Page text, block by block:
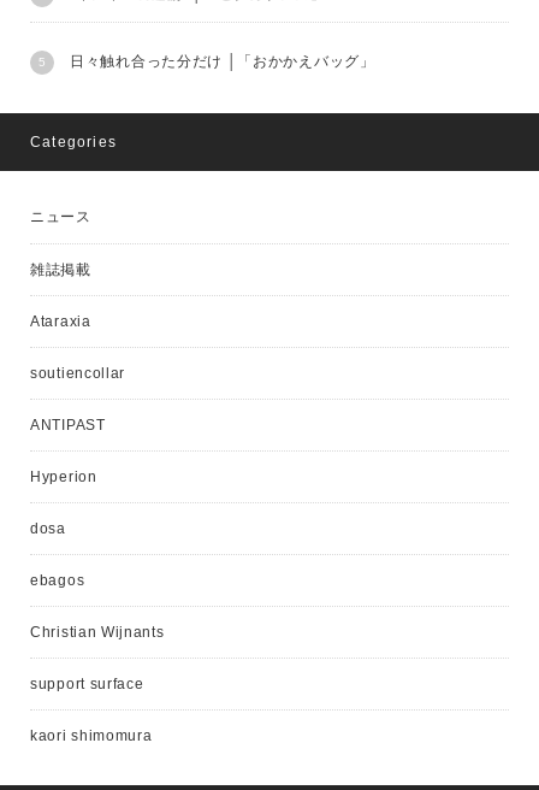
日々触れ合った分だけ │「おかかえバッグ」
Categories
ニュース
雑誌掲載
Ataraxia
soutiencollar
ANTIPAST
Hyperion
dosa
ebagos
Christian Wijnants
support surface
kaori shimomura